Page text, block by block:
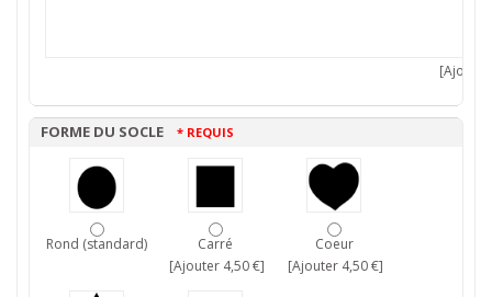
FORME DU SOCLE * REQUIS
Rond (standard)
Carré
[Ajouter 4,50 €]
Coeur
[Ajouter 4,50 €]